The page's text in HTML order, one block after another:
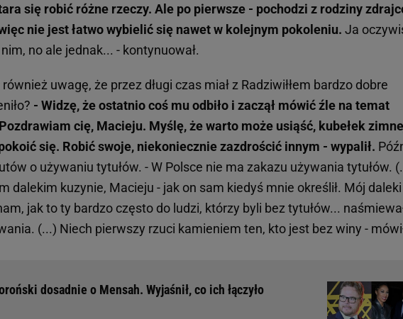
się robić różne rzeczy. Ale po pierwsze - pochodzi z rodziny
nie jest łatwo wybielić się nawet w kolejnym pokoleniu. Ja
no ale jednak... - kontynuował.
uwagę, że przez długi czas miał z Radziwiłłem bardzo dobre
- Widzę, że ostatnio coś mu odbiło i zaczął mówić źle na temat
cię, Macieju. Myślę, że warto może usiąść, kubełek
się. Robić swoje, niekoniecznie zazdrościć innym - wypalił.
o używaniu tytułów. - W Polsce nie ma zakazu używania tytułów.
dalekim kuzynie, Macieju - jak on sam kiedyś mnie określił. Mój daleki
jak to ty bardzo często do ludzi, którzy byli bez tytułów...
(...) Niech pierwszy rzuci kamieniem ten, kto jest bez winy -
dosadnie o Mensah. Wyjaśnił, co ich łączyło